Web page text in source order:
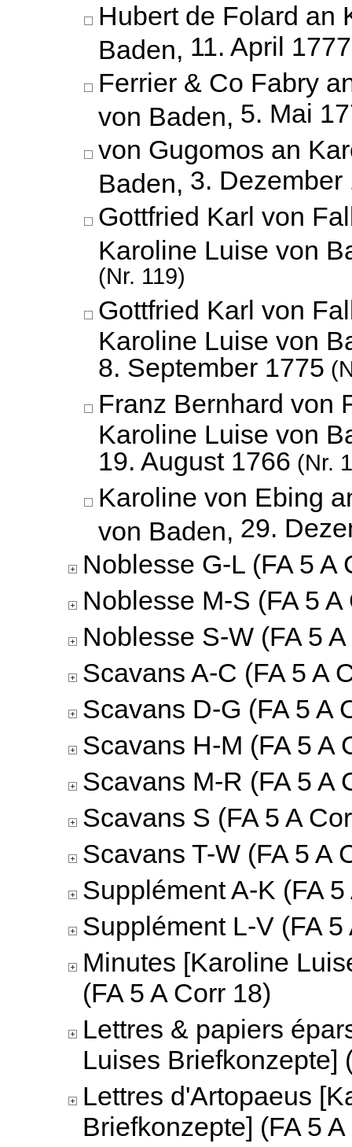
Hubert de Folard an
Baden, 11. April 1777
Ferrier & Co Fabry
von Baden, 5. Mai
von Gugomos an
Baden, 3. Dezember
Gottfried Karl von
Karoline Luise von
(Nr. 119)
Gottfried Karl von
Karoline Luise von
8. September 1775
Franz Bernhard von
Karoline Luise von
19. August 1766 (Nr.
Karoline von Ebing
von Baden, 29.
Noblesse G-L (FA 5 A
Noblesse M-S (FA 5 A
Noblesse S-W (FA 5
Scavans A-C (FA 5 A
Scavans D-G (FA 5 A
Scavans H-M (FA 5 A
Scavans M-R (FA 5 A
Scavans S (FA 5 A
Scavans T-W (FA 5 A
Supplément A-K (FA
Supplément L-V (FA 5
Minutes [Karoline
(FA 5 A Corr 18)
Lettres & papiers
Luises Briefkonzepte]
Lettres d'Artopaeus
Briefkonzepte] (FA 5